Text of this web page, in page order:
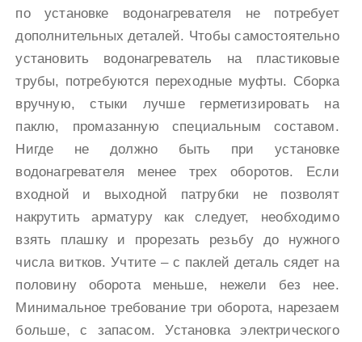
по установке водонагревателя не потребует
дополнительных деталей. Чтобы самостоятельно
установить водонагреватель на пластиковые
трубы, потребуются переходные муфты. Сборка
вручную, стыки лучше герметизировать на
паклю, промазанную специальным составом.
Нигде не должно быть при установке
водонагревателя менее трех оборотов. Если
входной и выходной патрубки не позволят
накрутить арматуру как следует, необходимо
взять плашку и прорезать резьбу до нужного
числа витков. Учтите – с паклей деталь сядет на
половину оборота меньше, нежели без нее.
Минимальное требование три оборота, нарезаем
больше, с запасом. Установка электрического